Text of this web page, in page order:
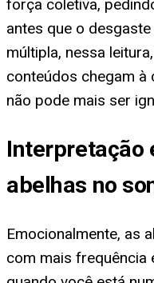
força coletiva,
antes que o
múltipla, nessa
conteúdos chegam à
não pode mais ser
Interpretação
abelhas no
Emocionalmente, as
com mais